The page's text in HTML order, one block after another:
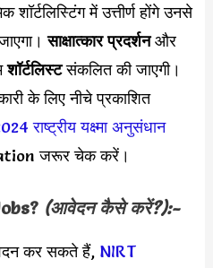
शॉर्टलिस्टिंग में उत्तीर्ण होंगे उनसे
साक्षात्कार प्रदर्शनऔर
शॉर्टलिस्टसंकलित की जाएगी।
के लिए नीचे प्रकाशित
राष्ट्रीय यक्ष्मा अनुसंधान
जरूर चेक करें।
(आवेदन कैसे करें?):-
कर सकते हैं, NIRT